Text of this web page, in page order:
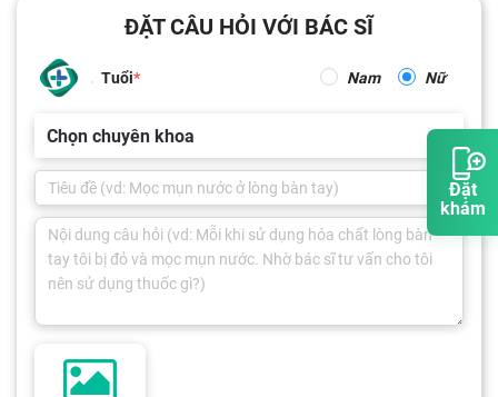
Đặt
khám
ĐẶT CÂU HỎI VỚI BÁC SĨ
Tuổi Nam Nữ
Chọn chuyên khoa